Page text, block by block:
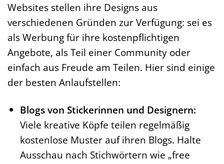
Websites stellen ihre Designs aus
verschiedenen Gründen zur Verfügung: sei es
als Werbung für ihre kostenpflichtigen
Angebote, als Teil einer Community oder
einfach aus Freude am Teilen. Hier sind einige
der besten Anlaufstellen:
Blogs von Stickerinnen und Designern:
Viele kreative Köpfe teilen regelmäßig
kostenlose Muster auf ihren Blogs. Halte
Ausschau nach Stichwörtern wie „free